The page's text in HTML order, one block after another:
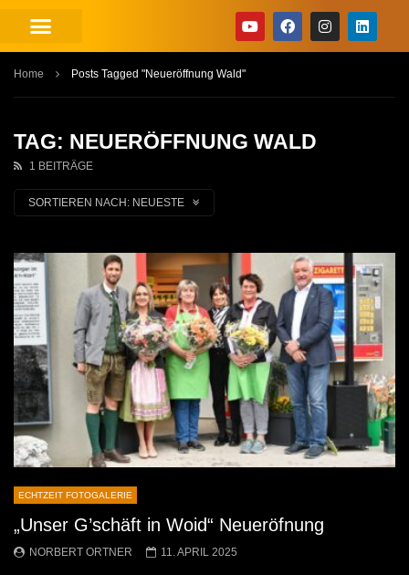
Home Posts Tagged "Neueröffnung Wald"
TAG: NEUERÖFFNUNG WALD
1 BEITRÄGE
SORTIEREN NACH: NEUESTE
ECHTZEIT FOTOGALERIE
„Unser G’schäft in Woid“ Neueröfnung
NORBERT ORTNER 11. APRIL 2025